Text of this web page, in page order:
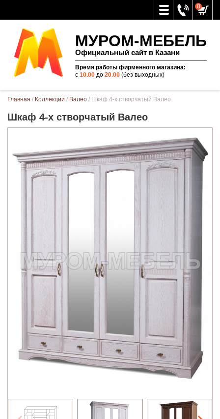
0
МУРОМ-МЕБЕЛЬ
Официальный сайт в Казани
Время работы фирменного магазина:
с 10.00до 20.00(без выходных)
Вы здесь
Главная / Коллекции / Валео / Шкаф 4-х створчатый Валео
Шкаф 4-х створчатый Валео